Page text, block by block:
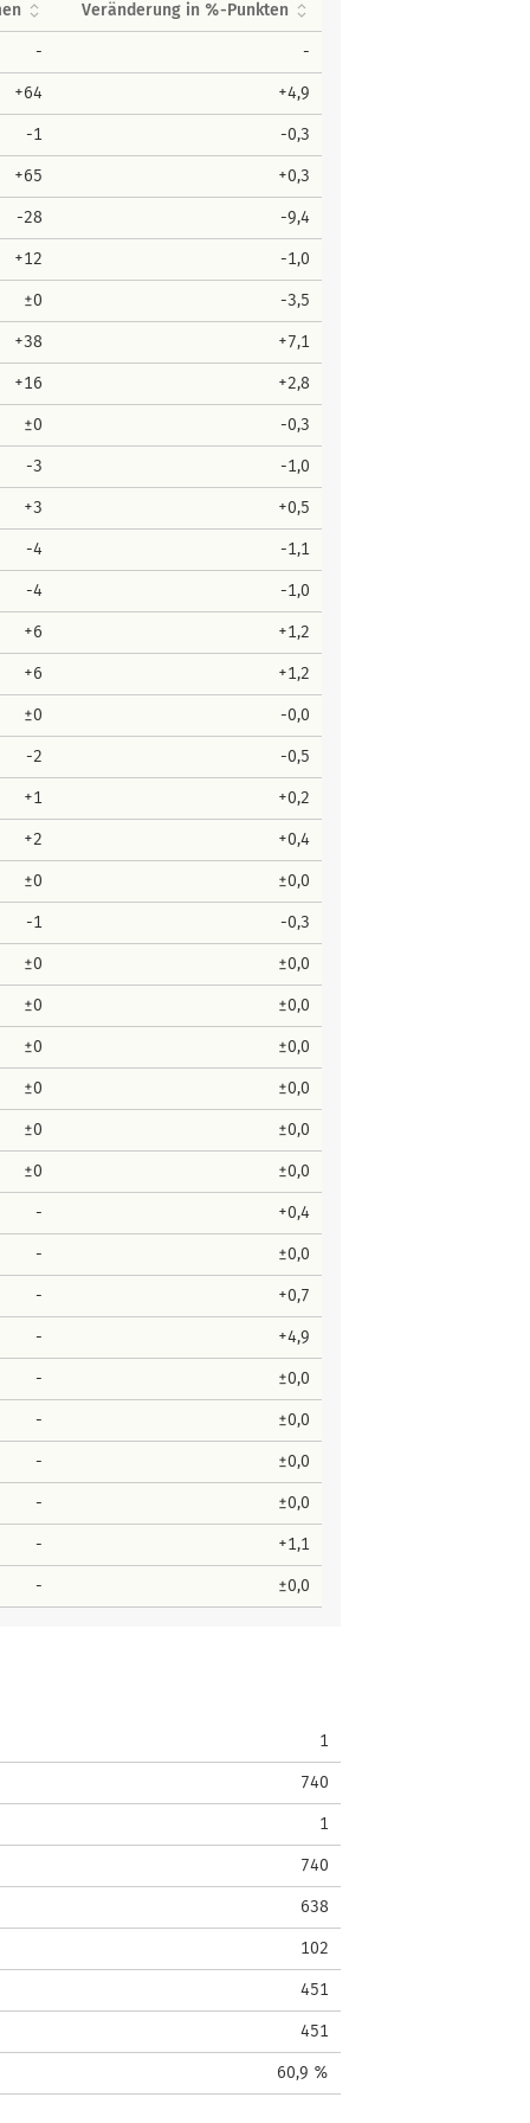
Veränderung in %-Punkten
- -
+64 +4,9
-1 -0,3
+65 +0,3
-28 -9,4
+12 -1,0
±0 -3,5
+38 +7,1
+16 +2,8
±0 -0,3
-3 -1,0
+3 +0,5
-4 -1,1
-4 -1,0
+6 +1,2
+6 +1,2
±0 -0,0
-2 -0,5
+1 +0,2
+2 +0,4
±0 ±0,0
-1 -0,3
±0 ±0,0
±0 ±0,0
±0 ±0,0
±0 ±0,0
±0 ±0,0
±0 ±0,0
- +0,4
- ±0,0
- +0,7
- +4,9
- ±0,0
- ±0,0
- ±0,0
- ±0,0
- +1,1
- ±0,0
1
740
1
740
638
102
451
451
60,9 %